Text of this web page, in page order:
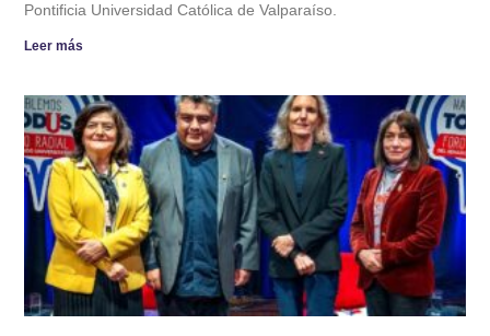
Pontificia Universidad Católica de Valparaíso.
Leer más